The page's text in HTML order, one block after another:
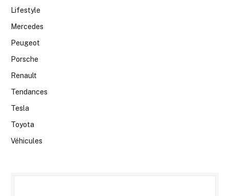
Lifestyle
Mercedes
Peugeot
Porsche
Renault
Tendances
Tesla
Toyota
Véhicules